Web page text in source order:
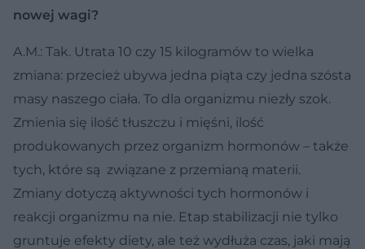
nowej wagi?
A.M.: Tak. Utrata 10 czy 15 kilogramów to wielka
zmiana: przecież ubywa jedna piąta czy jedna szósta
masy naszego ciała. To dla organizmu niezły szok.
Zmienia się ilość tłuszczu i mięśni, ilość
produkowanych przez organizm hormonów – także
tych, które są związane z przemianą materii.
Zmiany dotyczą aktywności tych hormonów i
reakcji organizmu na nie. Etap stabilizacji nie tylko
gruntuje efekty diety, ale też wydłuża czas, jaki mają